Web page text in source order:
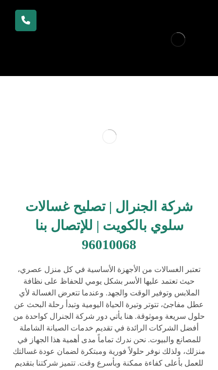
شركة الجنرال | تصليح غسالات
سلوي بالكويت | للإتصال بنا
96010068
تعتبر الغسالات من الأجهزة الأساسية في كل منزل عصري،
حيث تعتمد عليها الأسر بشكل يومي للحفاظ على نظافة
الملابس وتوفير الوقت والجهد. وعندما تتعرض الغسالة لأي
عطل مفاجئ، تتوتر وتيرة الحياة اليومية وتبدأ رحلة البحث عن
حلول سريعة وموثوقة. هنا يأتي دور شركة الجنرال كواحدة من
أفضل الشركات الرائدة في تقديم خدمات الصيانة الشاملة
للمصانع والبيوت. نحن ندرك تماماً مدى أهمية هذا الجهاز في
منزلك، ولذلك نوفر حلولاً فورية ومبتكرة لضمان عودة غسالتك
للعمل بأعلى كفاءة ممكنة وبأسرع وقت. تتميز شركتنا بتقديم